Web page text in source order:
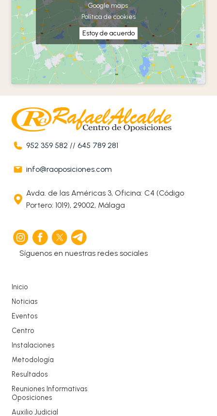
Google maps
Política de cookies
Estoy de acuerdo
952 359 582 //645 789 281
info@raoposiciones.com
Avda. de las Américas 3, Oficina: C4 (Código
Portero: 1019), 29002, Málaga
Síguenos en nuestras redes sociales
Inicio
Noticias
Eventos
Centro
Instalaciones
Metodología
Resultados
Reuniones Informativas
Oposiciones
Auxilio Judicial